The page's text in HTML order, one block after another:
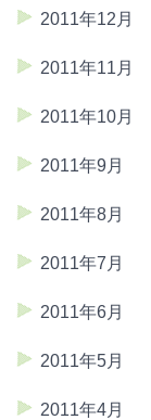
2011年12月
2011年11月
2011年10月
2011年9月
2011年8月
2011年7月
2011年6月
2011年5月
2011年4月